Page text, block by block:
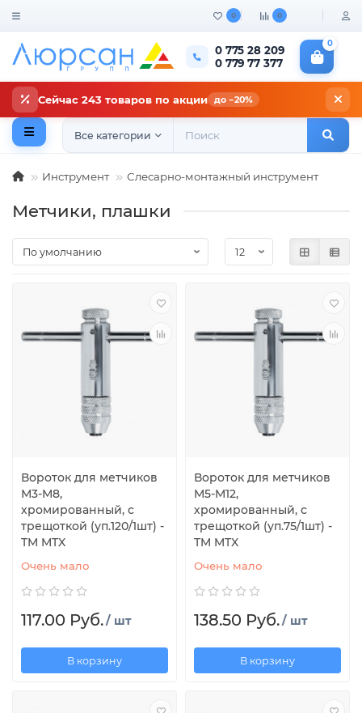
0 0
0 775 28 209
0 779 77 377
0
Сейчас 243 товаров по акции до −20%
Все категории
Инструмент Слесарно-монтажный инструмент
Метчики, плашки
Вороток для метчиков
М3-М8,
хромированный, с
трещоткой (уп.120/1шт) -
TM MTX
Очень мало
117.00 Руб./ шт
В корзину
Вороток для метчиков
М5-М12,
хромированный, с
трещоткой (уп.75/1шт) -
TM MTX
Очень мало
138.50 Руб./ шт
В корзину